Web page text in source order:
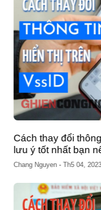
Cách thay đổi
lưu ý tốt nhất bạn
Chang Nguyen - Th5 04, 2023